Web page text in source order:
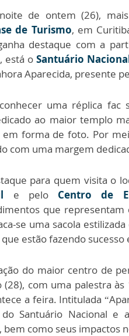
de ontem (26),
de Turismo, em
destaque com a
está o Santuário
Aparecida, presente
uma réplica fac
ao maior templo
forma de foto. Por
com uma margem
para quem visita o
e pelo Centro de
que representam
se uma sacola
estão fazendo
do maior centro de
(28), com uma palestra
a feira. Intitulada
Santuário Nacional e
bem como seus impactos